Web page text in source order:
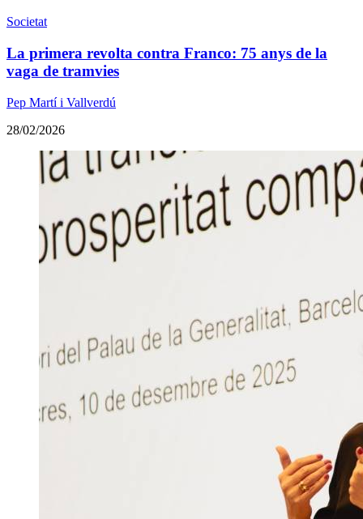
Societat
La primera revolta contra Franco: 75 anys de la
vaga de tramvies
Pep Martí i Vallverdú
28/02/2026